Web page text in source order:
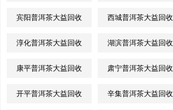
宾阳普洱茶大益回收 西城普洱茶大益回收
淳化普洱茶大益回收 湖滨普洱茶大益回收
康平普洱茶大益回收 肃宁普洱茶大益回收
开平普洱茶大益回收 辛集普洱茶大益回收